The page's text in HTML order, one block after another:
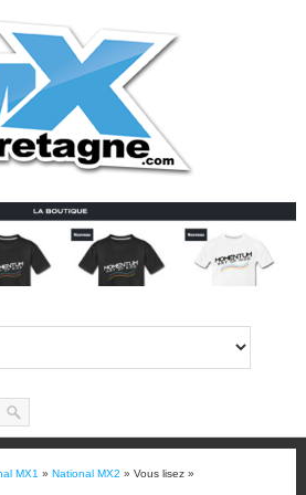
MX1 » National MX2 » Vous lisez »